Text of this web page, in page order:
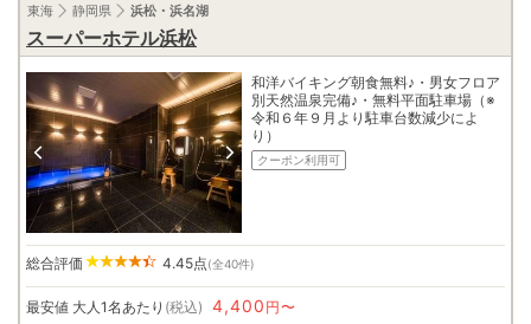
東海 静岡県 浜松・浜名湖
スーパーホテル浜松
和洋バイキング朝食無料♪・男女フロア
別天然温泉完備♪・無料平面駐車場（※
令和６年９月より駐車台数減少によ
り）
クーポン利用可
総合評価 4.45点(全40件)
最安値 大人1名あたり (税込) 4,400 円〜